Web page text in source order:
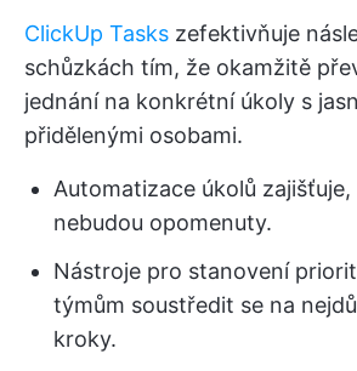
ClickUp Tasks zefektivňuje
schůzkách tím, že okamžitě
jednání na konkrétní úkoly s
přidělenými osobami.
Automatizace úkolů
nebudou opomenuty.
Nástroje pro stanovení
týmům soustředit se na
kroky.